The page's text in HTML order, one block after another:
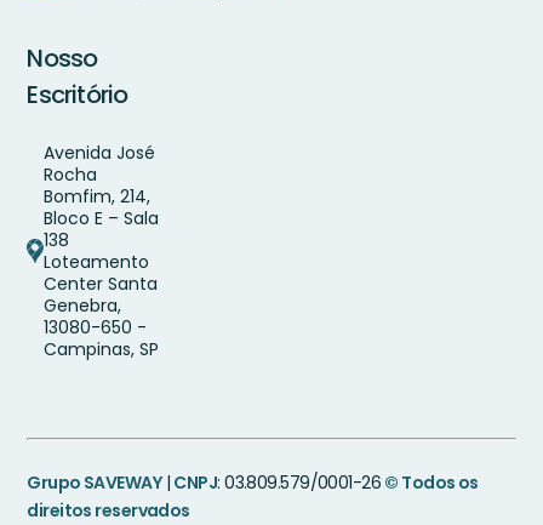
Nosso
Escritório
Avenida José
Rocha
Bomfim, 214,
Bloco E – Sala
138
Loteamento
Center Santa
Genebra,
13080-650 -
Campinas, SP
Grupo SAVEWAY| CNPJ: 03.809.579/0001-26 © Todos os
direitos reservados